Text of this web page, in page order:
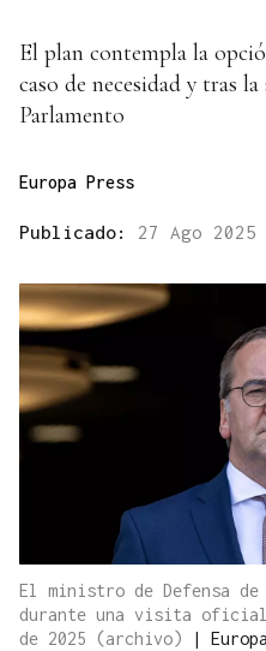
El plan contempla la
caso de necesidad y tras
Parlamento
Europa Press
Publicado: 27 Ago
El ministro de Defensa
durante una visita
de 2025 (archivo)
|